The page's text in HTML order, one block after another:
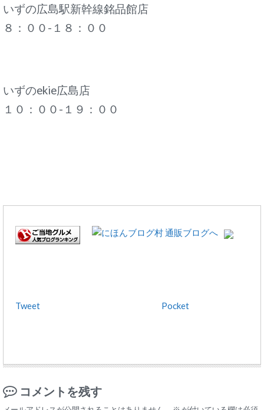
いずの広島駅新幹線銘品館店
８：００-１８：００
いずのekie広島店
１０：００-１９：００
Tweet Pocket
コメントを残す